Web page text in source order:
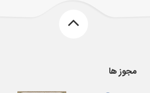
مجوز ها